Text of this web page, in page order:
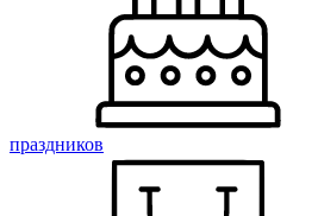
праздников